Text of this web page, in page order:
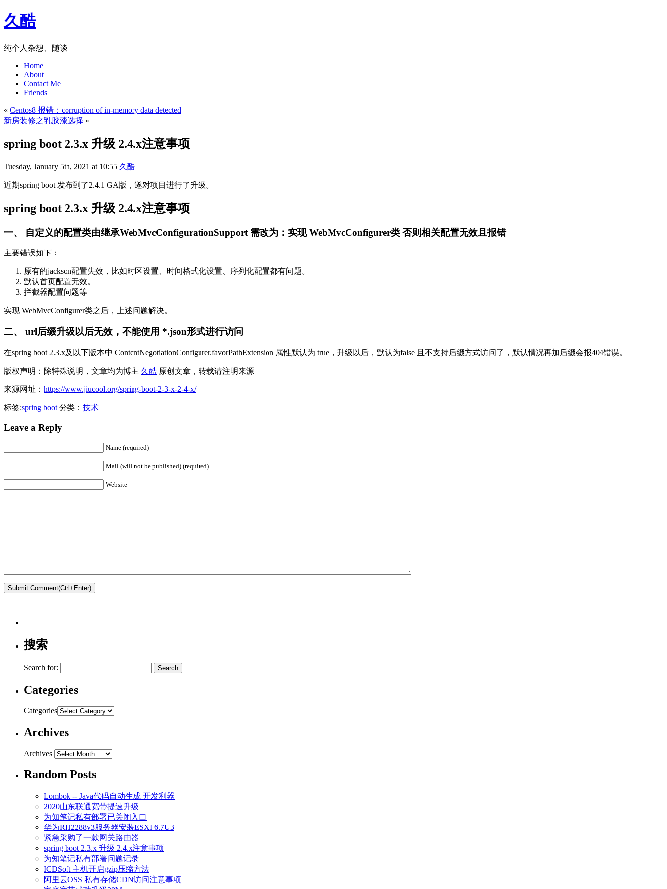
久酷
纯个人杂想、随谈
Home
About
Contact Me
Friends
« Centos8 报错：corruption of in-memory data detected
新房装修之乳胶漆选择 »
spring boot 2.3.x 升级 2.4.x注意事项
Tuesday, January 5th, 2021 at 10:55 久酷
近期spring boot 发布到了2.4.1 GA版，遂对项目进行了升级。
spring boot 2.3.x 升级 2.4.x注意事项
一、 自定义的配置类由继承WebMvcConfigurationSupport 需改为：实现 WebMvcConfigurer类 否则相关配置无效且报错
主要错误如下：
原有的jackson配置失效，比如时区设置、时间格式化设置、序列化配置都有问题。
默认首页配置无效。
拦截器配置问题等
实现 WebMvcConfigurer类之后，上述问题解决。
二、 url后缀升级以后无效，不能使用 *.json形式进行访问
在spring boot 2.3.x及以下版本中 ContentNegotiationConfigurer.favorPathExtension 属性默认为 true，升级以后，默认为false 且不支持后缀方式访问了，默认情况再加后缀会报404错误。
版权声明：除特殊说明，文章均为博主 久酷 原创文章，转载请注明来源
来源网址： https://www.jiucool.org/spring-boot-2-3-x-2-4-x/
标签:spring boot 分类： 技术
Leave a Reply
Name (required)
Mail (will not be published) (required)
Website
搜索
Search for:
Categories
Categories
Archives
Archives
Random Posts
Lombok -- Java代码自动生成 开发利器
2020山东联通宽带提速升级
为知笔记私有部署已关闭入口
华为RH2288v3服务器安装ESXI 6.7U3
紧急采购了一款网关路由器
spring boot 2.3.x 升级 2.4.x注意事项
为知笔记私有部署问题记录
ICDSoft 主机开启gzip压缩方法
阿里云OSS 私有存储CDN访问注意事项